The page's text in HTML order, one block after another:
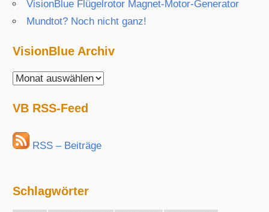
VisionBlue Flügelrotor Magnet-Motor-Generator
Mundtot? Noch nicht ganz!
VisionBlue Archiv
VisionBlue
VB RSS-Feed
RSS – Beiträge
Schlagwörter